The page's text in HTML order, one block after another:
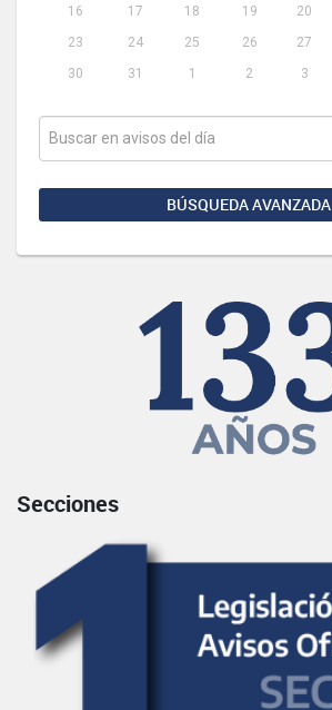
16
17 18 19 20
23
24 25 26 27
30
31 1 2 3
BÚSQUEDA AVANZADA
Secciones